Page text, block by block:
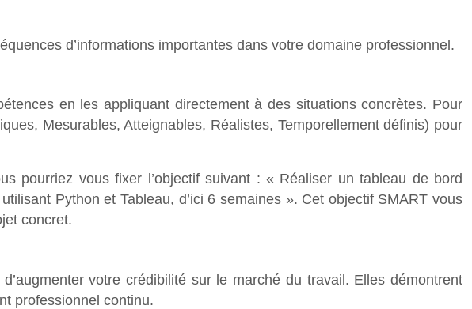
d’informations importantes dans votre domaine professionnel.
en les appliquant directement à des situations concrètes. Pour
Mesurables, Atteignables, Réalistes, Temporellement définis) pour
pourriez vous fixer l’objectif suivant : « Réaliser un tableau de bord
Python et Tableau, d’ici 6 semaines ». Cet objectif SMART vous
concret.
votre crédibilité sur le marché du travail. Elles démontrent
professionnel continu.